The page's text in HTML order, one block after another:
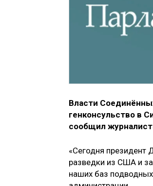
Власти
генконсульство в
сообщил
«Сегодня президент
разведки из США и
наших баз